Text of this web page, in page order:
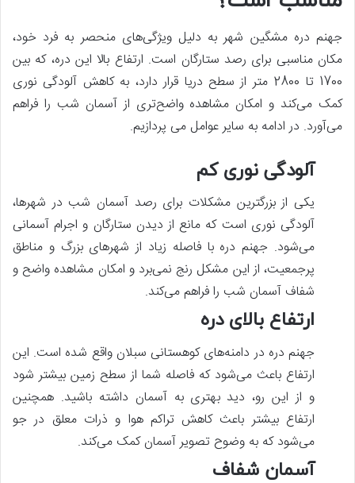
جهنم دره مشگین شهر به دلیل ویژگی‌های منحصر به فرد خود،
مکان مناسبی برای رصد ستارگان است. ارتفاع بالا این دره، که بین
1700 تا 2800 متر از سطح دریا قرار دارد، به کاهش آلودگی نوری
کمک می‌کند و امکان مشاهده واضح‌تری از آسمان شب را فراهم
می‌آورد. در ادامه به سایر عوامل می پردازیم.
آلودگی نوری کم
یکی از بزرگترین مشکلات برای رصد آسمان شب در شهرها،
آلودگی نوری است که مانع از دیدن ستارگان و اجرام آسمانی
می‌شود. جهنم دره با فاصله زیاد از شهرهای بزرگ و مناطق
پرجمعیت، از این مشکل رنج نمی‌برد و امکان مشاهده واضح و
شفاف آسمان شب را فراهم می‌کند.
ارتفاع بالای دره
جهنم دره در دامنه‌های کوهستانی سبلان واقع شده است. این
ارتفاع باعث می‌شود که فاصله شما از سطح زمین بیشتر شود
و از این رو، دید بهتری به آسمان داشته باشید. همچنین
ارتفاع بیشتر باعث کاهش تراکم هوا و ذرات معلق در جو
می‌شود که به وضوح تصویر آسمان کمک می‌کند.
آسمان شفاف